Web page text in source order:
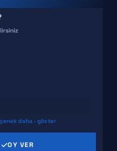
daha · göster
OY VER